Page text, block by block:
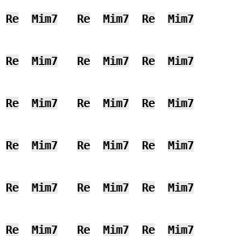
Re Mim7 Re Mim7 Re Mim7
Re Mim7 Re Mim7 Re Mim7
Re Mim7 Re Mim7 Re Mim7
Re Mim7 Re Mim7 Re Mim7
Re Mim7 Re Mim7 Re Mim7
Re Mim7 Re Mim7 Re Mim7